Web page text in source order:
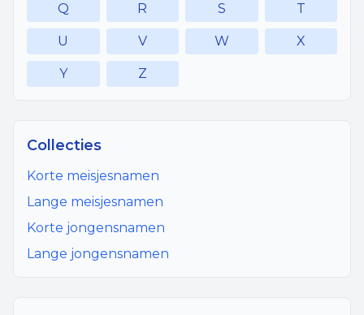
Q R S T
U V W X
Y Z
Collecties
Korte meisjesnamen
Lange meisjesnamen
Korte jongensnamen
Lange jongensnamen